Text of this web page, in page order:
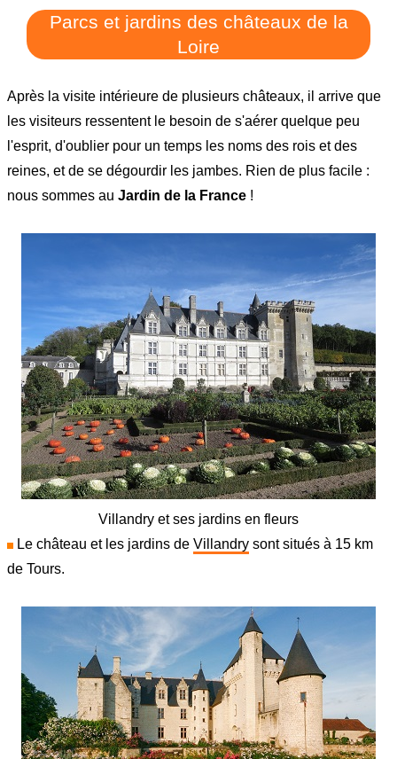
Parcs et jardins des châteaux de la
Loire
Après la visite intérieure de plusieurs châteaux, il arrive que
les visiteurs ressentent le besoin de s'aérer quelque peu
l'esprit, d'oublier pour un temps les noms des rois et des
reines, et de se dégourdir les jambes. Rien de plus facile :
nous sommes au Jardin de la France !
Villandry et ses jardins en fleurs
Le château et les jardins de Villandry sont situés à 15 km
de Tours.